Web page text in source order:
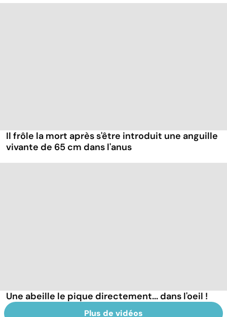
Il frôle la mort après s'être introduit une anguille
vivante de 65 cm dans l'anus
Une abeille le pique directement... dans l'oeil !
Plus de vidéos